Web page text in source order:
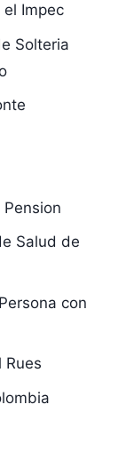
el Impec
Solteria
Salud de
con
Rues